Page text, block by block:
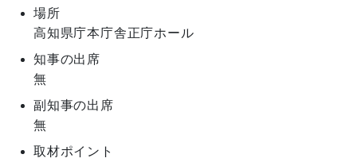
場所
高知県庁本庁舎正庁ホール
知事の出席
無
副知事の出席
無
取材ポイント